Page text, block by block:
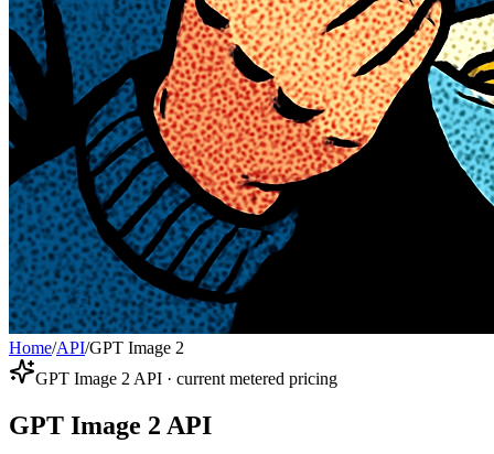
Home/API/GPT Image 2
GPT Image 2 API · current metered pricing
GPT Image 2 API